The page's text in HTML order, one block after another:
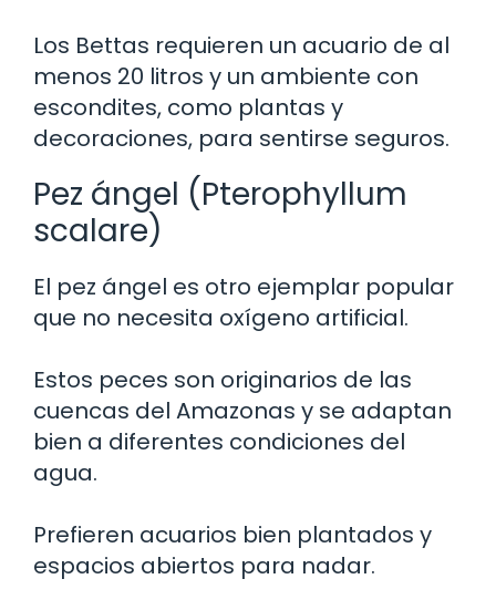
Los Bettas requieren un acuario de al
menos 20 litros y un ambiente con
escondites, como plantas y
decoraciones, para sentirse seguros.
Pez ángel (Pterophyllum
scalare)
El pez ángel es otro ejemplar popular
que no necesita oxígeno artificial.
Estos peces son originarios de las
cuencas del Amazonas y se adaptan
bien a diferentes condiciones del
agua.
Prefieren acuarios bien plantados y
espacios abiertos para nadar.